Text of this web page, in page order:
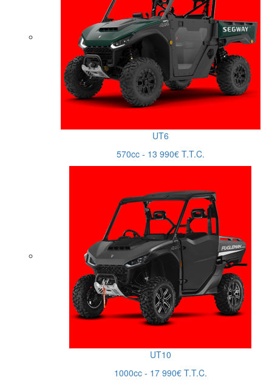
UT6
570cc - 13 990€ T.T.C.
UT10
1000cc - 17 990€ T.T.C.